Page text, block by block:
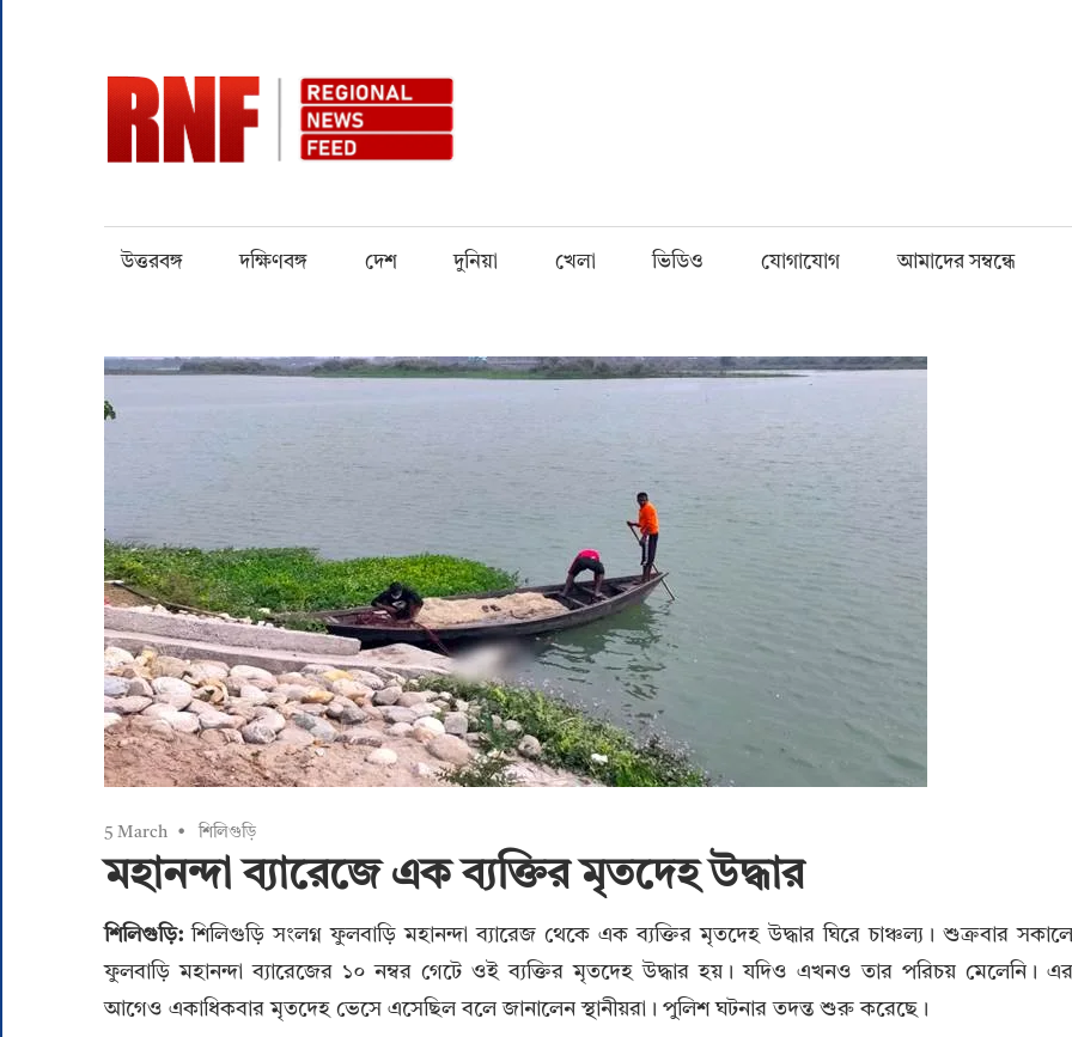
content
Quantity
উত্তরবঙ্গ দক্ষিণবঙ্গ দেশ দুনিয়া খেলা ভিডিও যোগাযোগ আমাদের সম্বন্ধে
5 March শিলিগুড়ি
মহানন্দা ব্যারেজে এক ব্যক্তির মৃতদেহ উদ্ধার
শিলিগুড়ি: শিলিগুড়ি সংলগ্ন ফুলবাড়ি মহানন্দা ব্যারেজ থেকে এক ব্যক্তির মৃতদেহ উদ্ধার ঘিরে চাঞ্চল্য। শুক্রবার সকালে
ফুলবাড়ি মহানন্দা ব্যারেজের ১০ নম্বর গেটে ওই ব্যক্তির মৃতদেহ উদ্ধার হয়। যদিও এখনও তার পরিচয় মেলেনি। এর
আগেও একাধিকবার মৃতদেহ ভেসে এসেছিল বলে জানালেন স্থানীয়রা। পুলিশ ঘটনার তদন্ত শুরু করেছে।